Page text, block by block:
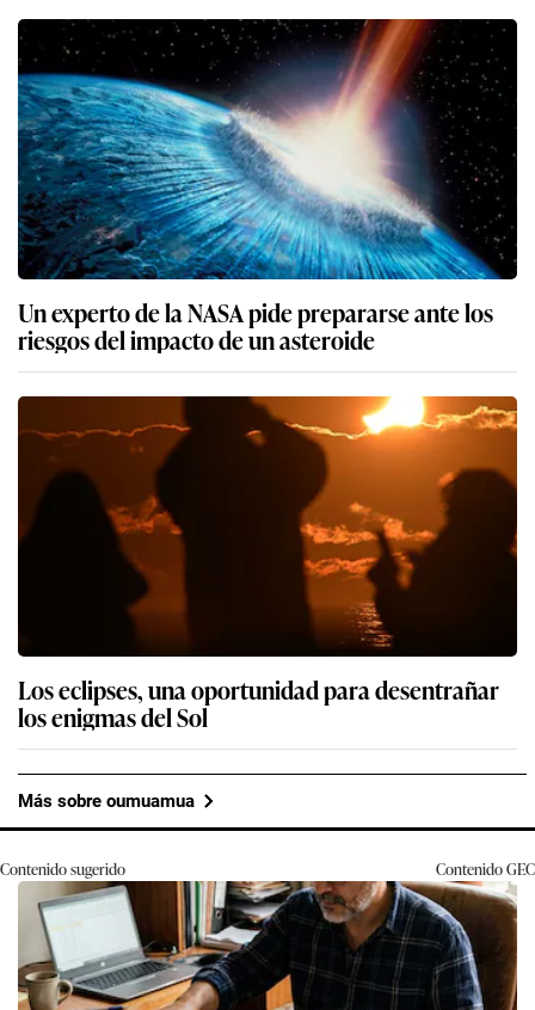
Un experto de la NASA pide prepararse ante los
riesgos del impacto de un asteroide
Los eclipses, una oportunidad para desentrañar
los enigmas del Sol
Más sobre oumuamua
Contenido sugerido ContenidoGEC